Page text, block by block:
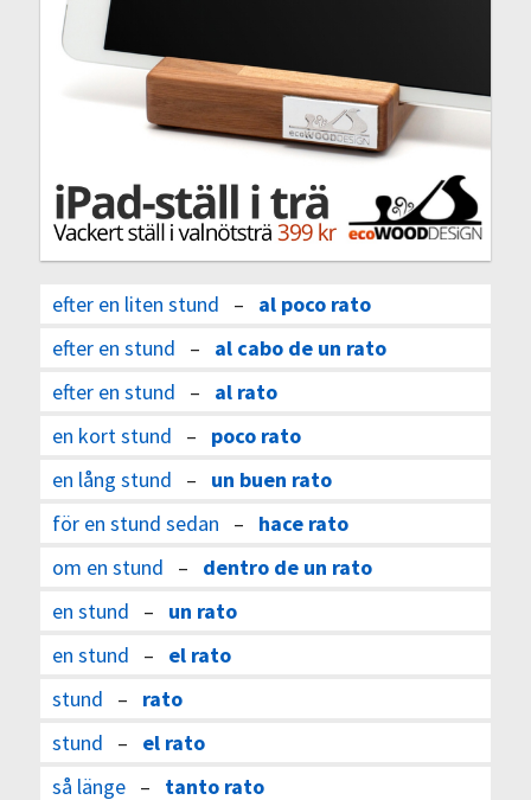
efter en liten stund – al poco rato
efter en stund – al cabo de un rato
efter en stund – al rato
en kort stund – poco rato
en lång stund – un buen rato
för en stund sedan – hace rato
om en stund – dentro de un rato
en stund – un rato
en stund – el rato
stund – rato
stund – el rato
så länge– tanto rato